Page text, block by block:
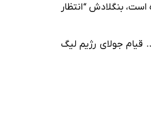
بنگلادش “انتظار
قیام جولای رژیم لیگ